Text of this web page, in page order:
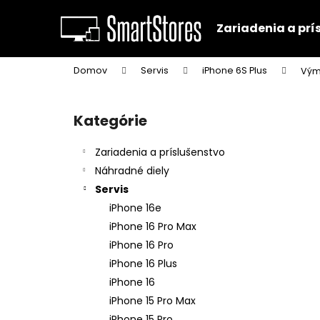
Zariadenia a
Domov Servis iPhone 6S Plus
Preskočiť
kategórie
Kategórie
Zariadenia a príslušenstvo
Náhradné diely
Servis
iPhone 16e
iPhone 16 Pro Max
iPhone 16 Pro
iPhone 16 Plus
iPhone 16
iPhone 15 Pro Max
í
Späť
do
obchodu
Späť
do
obchodu